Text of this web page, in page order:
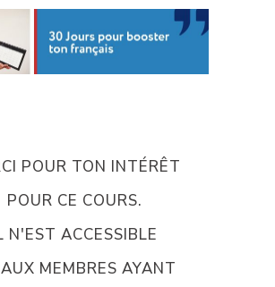
POUR TON INTÉRÊT
POUR CE COURS.
N'EST ACCESSIBLE
MEMBRES AYANT